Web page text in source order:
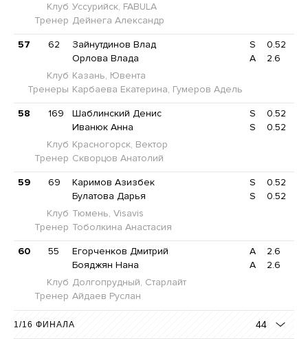
Клуб Уссурийск, FABULA
Тренер Дейнега Александр
57 62 Зайнутдинов Влад S
0.52
Орлова Влада
A
2.6
Клуб Казань, Ювента
Тренеры Карбаева Екатерина, Гумеров Адель
58 169 Шаблинский Денис S
0.52
Иванюк Анна
S
0.52
Клуб Красногорск, Вектор
Тренер Скворцов Анатолий
59 69 Каримов Азизбек S
0.52
Булатова Дарья
S
0.52
Клуб Тюмень, Visavis
Тренер Тоболкина Анастасия
60 55 Егорченков Дмитрий A
2.6
Бояджян Нана
A
2.6
Клуб Долгопрудный, Старлайт
Тренер Айдаев Руслан
1/16 ФИНАЛА 44